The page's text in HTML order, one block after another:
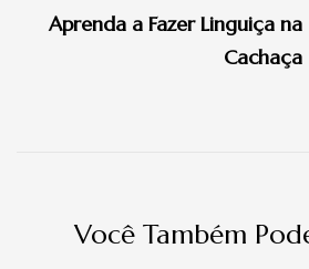
post
Aprenda a Fazer Linguiça na
Cachaça
Você Também